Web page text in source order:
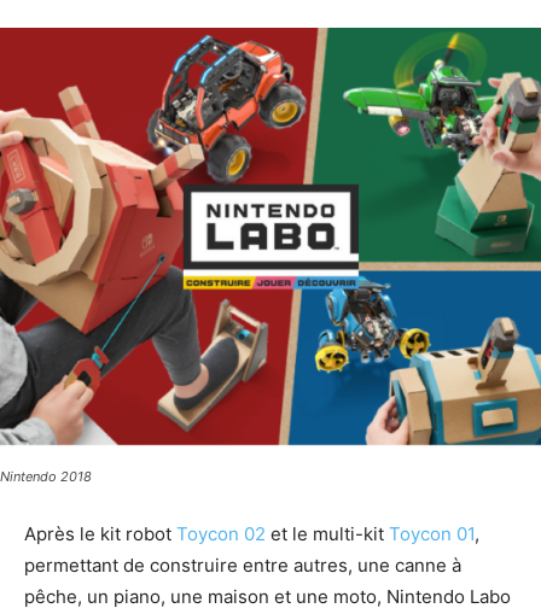
Nintendo 2018
Après le kit robot Toycon 02 et le multi-kit Toycon 01,
permettant de construire entre autres, une canne à
pêche, un piano, une maison et une moto, Nintendo Labo